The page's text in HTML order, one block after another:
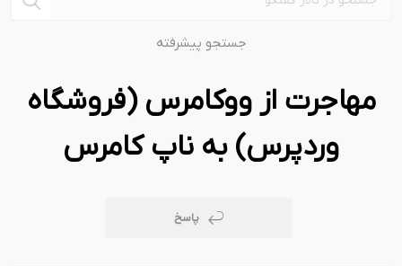
جستجو پیشرفته
مهاجرت از ووکامرس (فروشگاه
وردپرس) به ناپ کامرس
پاسخ